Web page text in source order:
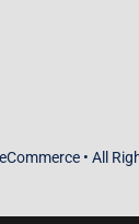
eCommerce • All